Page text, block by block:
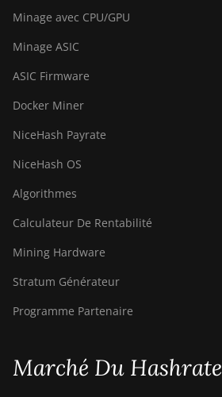
BITMAIN Antminer S23
Imm. (442Th)
BITMAIN Antminer S23e
Hyd 2U (865Th/s)
BITMAIN Antminer T19
Hydro (145Th)
BITMAIN Antminer T19
Hydro (158Th)
BITMAIN Antminer T21
Minage avec CPU/GPU
Minage ASIC
ASIC Firmware
Docker Miner
NiceHash Payrate
NiceHash OS
Algorithmes
Calculateur De Rentabilité
Mining Hardware
Stratum Générateur
Programme Partenaire
Marché Du Hashrate